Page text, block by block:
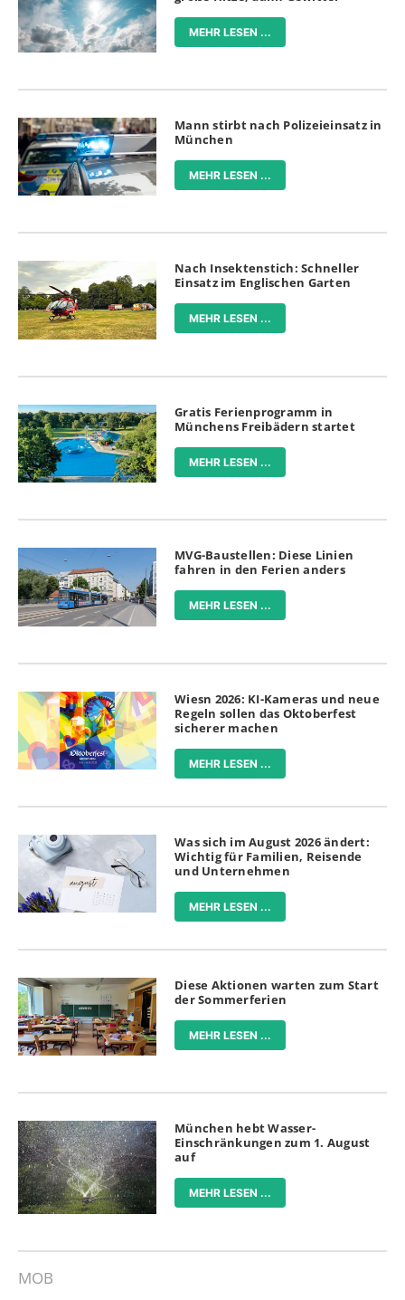
MEHR LESEN ...
Mann stirbt nach Polizeieinsatz in
München
MEHR LESEN ...
Nach Insektenstich: Schneller
Einsatz im Englischen Garten
MEHR LESEN ...
Gratis Ferienprogramm in
Münchens Freibädern startet
MEHR LESEN ...
MVG-Baustellen: Diese Linien
fahren in den Ferien anders
MEHR LESEN ...
Wiesn 2026: KI-Kameras und neue
Regeln sollen das Oktoberfest
sicherer machen
MEHR LESEN ...
Was sich im August 2026 ändert:
Wichtig für Familien, Reisende
und Unternehmen
MEHR LESEN ...
Diese Aktionen warten zum Start
der Sommerferien
MEHR LESEN ...
München hebt Wasser-
Einschränkungen zum 1. August
auf
MEHR LESEN ...
MOB